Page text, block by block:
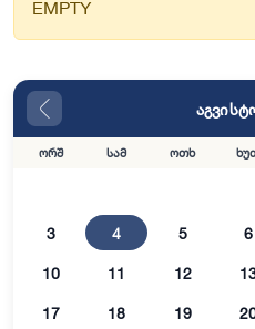
EMPTY
ორშ სამ ოთხ
3 4 5 6
10 11 12
17 18 19